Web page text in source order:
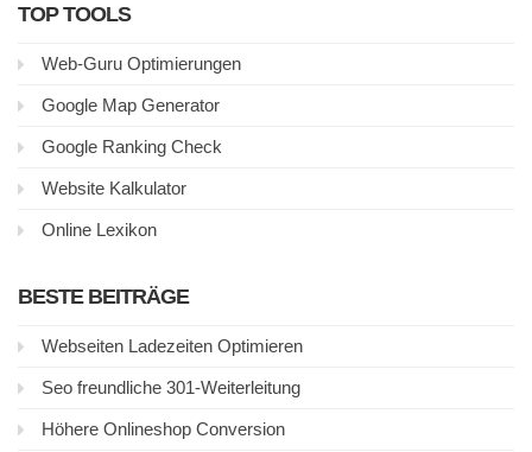
TOP TOOLS
Web-Guru Optimierungen
Google Map Generator
Google Ranking Check
Website Kalkulator
Online Lexikon
BESTE BEITRÄGE
Webseiten Ladezeiten Optimieren
Seo freundliche 301-Weiterleitung
Höhere Onlineshop Conversion